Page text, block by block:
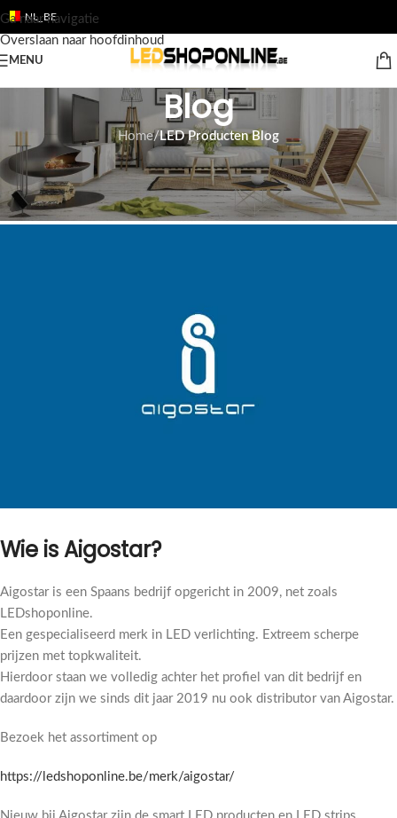
Ga naar navigatie
Overslaan naar hoofdinhoud
NL_BE
MENU
Blog
Home/LED Producten Blog
LED PRODUCTEN BLOG
Aigostar Led producten
Tom
Wie is Aigostar?
Aigostar is een Spaans bedrijf opgericht in 2009, net zoals
LEDshoponline.
Een gespecialiseerd merk in LED verlichting. Extreem scherpe
prijzen met topkwaliteit.
Hierdoor staan we volledig achter het profiel van dit bedrijf en
daardoor zijn we sinds dit jaar 2019 nu ook distributor van Aigostar.
Bezoek het assortiment op
https://ledshoponline.be/merk/aigostar/